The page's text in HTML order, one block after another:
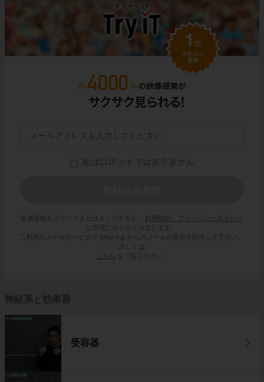
会員登録をクリックまたはタップすると、
利用規約・プライバシーポリシー
に同意したものとみなします。
ご利用のメールサービスで @try-it.jp からのメールの受信を許可して下さい。
詳しくは
こちら
をご覧ください。
神経系と効果器
受容器